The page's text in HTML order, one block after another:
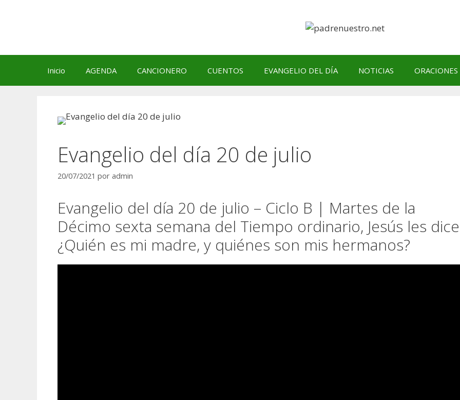
Inicio AGENDA CANCIONERO CUENTOS EVANGELIO DEL DÍA NOTICIAS ORACIONES
Evangelio del día 20 de julio
20/07/2021 por admin
Evangelio del día 20 de julio – Ciclo B | Martes de la
Décimo sexta semana del Tiempo ordinario, Jesús les
¿Quién es mi madre, y quiénes son mis hermanos?